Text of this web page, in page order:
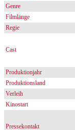
Genre
Filmlänge
Regie
Cast
Produktionjahr
Produktionsland
Verleih
Kinostart
Pressekontakt